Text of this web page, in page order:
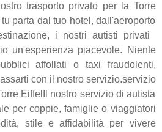
trasporto privato per la Torre
parta dal tuo hotel, dall'aeroporto
i nostri autisti privati
un'esperienza piacevole. Niente
affollati o taxi fraudolenti,
con il nostro servizio.servizio
EiffelIl nostro servizio di autista
per coppie, famiglie o viaggiatori
stile e affidabilità per vivere